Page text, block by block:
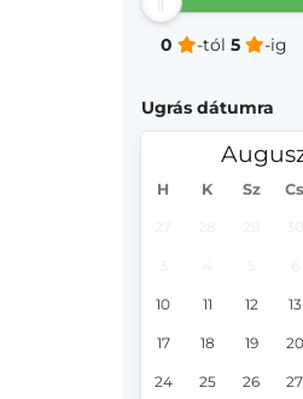
0 -tól 5 -ig
Ugrás dátumra
H K Sz Cs
10 11 12 13
17 18 19 20
24 25 26 27